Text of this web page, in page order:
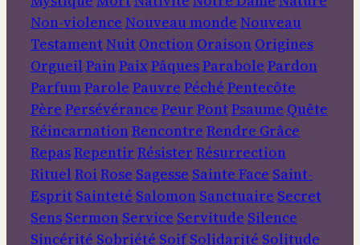
Non-violence Nouveau monde Nouveau
TestamentNuit Onction Oraison Origines
Orgueil PainPaixPâquesParabole Pardon
ParfumParole Pauvre Péché Pentecôte
Père Persévérance Peur PontPsaume Quête
RéincarnationRencontre Rendre Grâce
RepasRepentir Résister Résurrection
Rituel Roi Rose Sagesse Sainte Face Saint-
Esprit Sainteté Salomon Sanctuaire Secret
Sens Sermon Service Servitude Silence
Sincérité Sobriété Soif Solidarité Solitude